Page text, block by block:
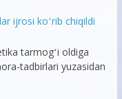
ijrosi koʻrib chiqildi
tarmogʻi oldiga
tadbirlari yuzasidan